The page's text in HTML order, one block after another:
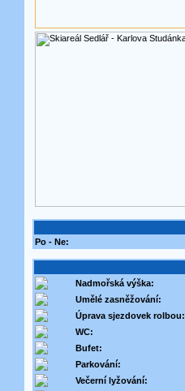
Po - Ne:
Nadmořská výška:
Umělé zasněžování:
Úprava sjezdovek rolbou:
WC:
Bufet:
Parkování:
Večerní lyžování: